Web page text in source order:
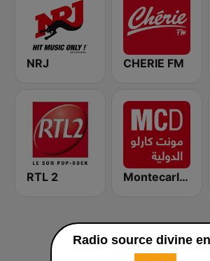
NRJ CHERIE FM
RTL 2 Montecarlo al doualiya (مونت كارلو الدولية)